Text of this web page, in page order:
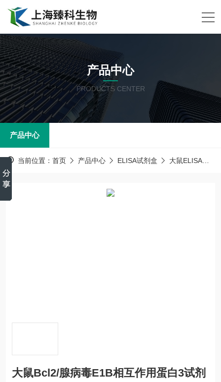
产品中心
PRODUCTS CENTER
产品中心
当前位置： 首页 产品中心 ELISA试剂盒 大鼠ELISA试剂盒
大鼠Bcl2/腺病毒E1B相互作用蛋白3试剂